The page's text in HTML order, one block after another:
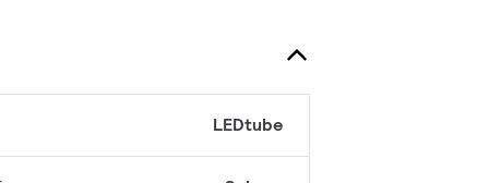
LEDtube